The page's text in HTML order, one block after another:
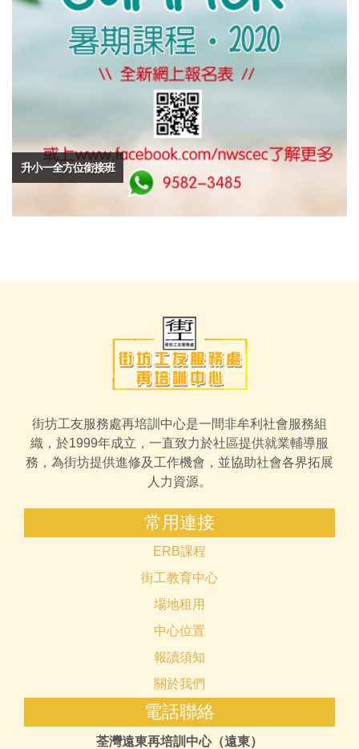
升小一全方位銜接班
街坊工友服務處再培訓中心是一間非牟利社會服務組
織，於1999年成立，一直致力於社區提供就業輔導服
務，為街坊提供進修及工作機會，並協助社會各界拓展
人力資源。
常用連接
ERB課程
街工教育中心
場地租用
中心位置
報讀須知
關於我們
電話聯絡
荃灣遠東再培訓中心（遠東）